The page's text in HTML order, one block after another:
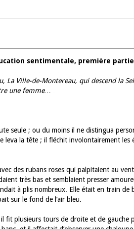
sentimentale, première
La Ville-de-Montereau, qui descend la
une femme…
seule ; ou du moins il ne distingua
leva la tête ; il fléchit involontairement
des rubans roses qui palpitaient au
très bas et semblaient presser
à plis nombreux. Elle était en train
sur le fond de l’air bleu.
fit plusieurs tours de droite et de